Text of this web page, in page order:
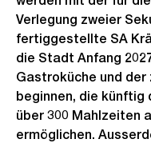
Verlegung zweier
fertiggestellte SA
die Stadt Anfang
Gastroküche und der
beginnen, die künftig
über 300 Mahlzeiten
ermöglichen.